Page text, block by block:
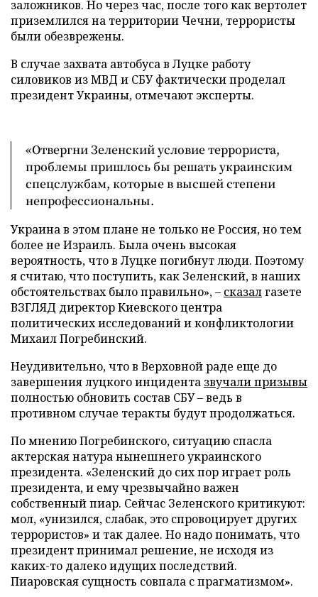
заложников. Но через час, после того как вертолет
приземлился на территории Чечни, террористы
были обезврежены.
В случае захвата автобуса в Луцке работу
силовиков из МВД и СБУ фактически проделал
президент Украины, отмечают эксперты.
«Отвергни Зеленский условие террориста,
проблемы пришлось бы решать украинским
спецслужбам, которые в высшей степени
непрофессиональны.
Украина в этом плане не только не Россия, но тем
более не Израиль. Была очень высокая
вероятность, что в Луцке погибнут люди. Поэтому
я считаю, что поступить, как Зеленский, в наших
обстоятельствах было правильно», – сказалгазете
ВЗГЛЯД директор Киевского центра
политических исследований и конфликтологии
Михаил Погребинский.
Неудивительно, что в Верховной раде еще до
завершения луцкого инцидента звучали призывы
полностью обновить состав СБУ – ведь в
противном случае теракты будут продолжаться.
По мнению Погребинского, ситуацию спасла
актерская натура нынешнего украинского
президента. «Зеленский до сих пор играет роль
президента, и ему чрезвычайно важен
собственный пиар. Сейчас Зеленского критикуют:
мол, «унизился, слабак, это спровоцирует других
террористов» и так далее. Но надо понимать, что
президент принимал решение, не исходя из
каких-то далеко идущих последствий.
Пиаровская сущность совпала с прагматизмом».